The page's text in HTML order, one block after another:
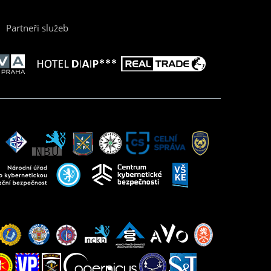
Partneři služeb